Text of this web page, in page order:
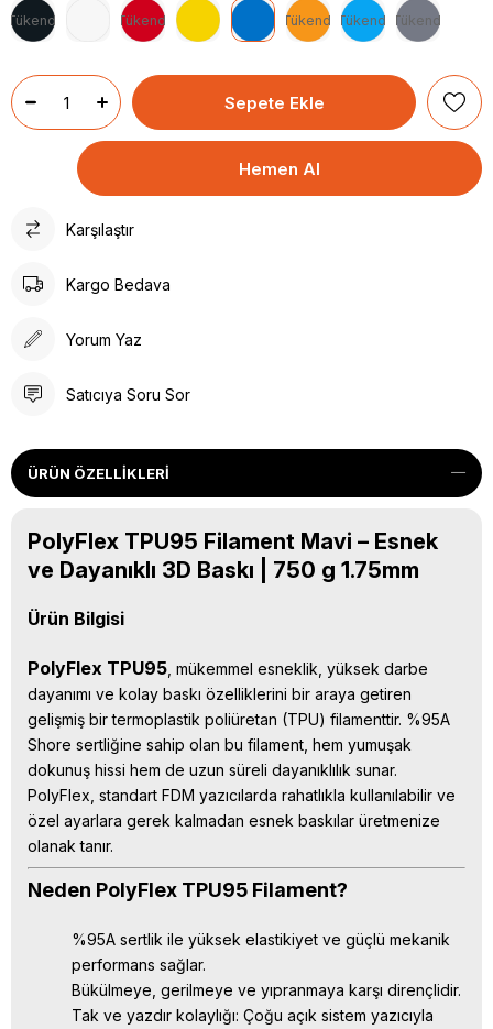
Tükendi Tükendi Tükendi Tükendi Tükendi
Karşılaştır
Kargo Bedava
Yorum Yaz
Satıcıya Soru Sor
ÜRÜN ÖZELLIKLERI
PolyFlex TPU95 Filament Mavi – Esnek
ve Dayanıklı 3D Baskı | 750 g 1.75mm
Ürün Bilgisi
PolyFlex TPU95 , mükemmel esneklik, yüksek darbe
dayanımı ve kolay baskı özelliklerini bir araya getiren
gelişmiş bir termoplastik poliüretan (TPU) filamenttir. %95A
Shore sertliğine sahip olan bu filament, hem yumuşak
dokunuş hissi hem de uzun süreli dayanıklılık sunar.
PolyFlex, standart FDM yazıcılarda rahatlıkla kullanılabilir ve
özel ayarlara gerek kalmadan esnek baskılar üretmenize
olanak tanır.
Neden PolyFlex TPU95 Filament?
%95A sertlik ile yüksek elastikiyet ve güçlü mekanik
performans sağlar.
Bükülmeye, gerilmeye ve yıpranmaya karşı dirençlidir.
Tak ve yazdır kolaylığı: Çoğu açık sistem yazıcıyla